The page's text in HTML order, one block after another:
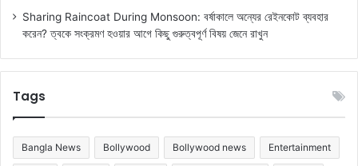
Sharing Raincoat During Monsoon: বর্ষাকালে অন্যের রেইনকোট ব্যবহার
করেন? ত্বকে সংক্রমণ হওয়ার আগে কিছু গুরুত্বপূর্ণ বিষয় জেনে রাখুন
Tags
Bangla News Bollywood Bollywood news Entertainment